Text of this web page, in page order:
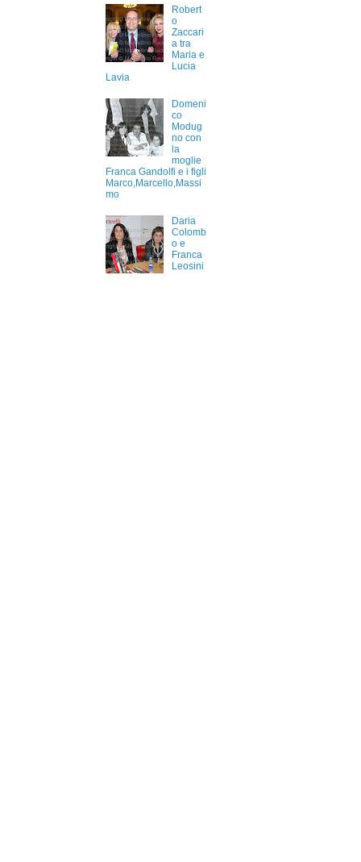
Robert
o
Zaccari
a tra
Maria e
Lucia
Lavia
Domeni
co
Modug
no con
la
moglie
Franca Gandolfi e i figli
Marco,Marcello,Massi
mo
Daria
Colomb
o e
Franca
Leosini